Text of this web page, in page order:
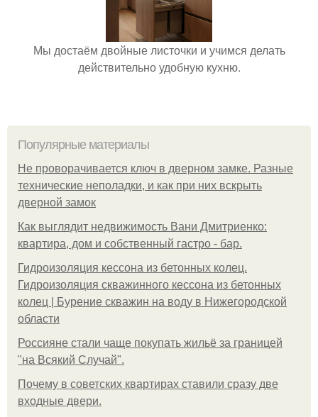
Мы достаём двойные листочки и учимся делать
действительно удобную кухню.
Популярные материалы
Не проворачивается ключ в дверном замке. Разные
технические неполадки, и как при них вскрыть
дверной замок
Как выглядит недвижимость Вани Дмитриенко:
квартира, дом и собственный гастро - бар.
Гидроизоляция кессона из бетонных колец.
Гидроизоляция скважинного кессона из бетонных
колец | Бурение скважин на воду в Нижегородской
области
Россияне стали чаще покупать жильё за границей
"на Всякий Случай".
Почему в советских квартирах ставили сразу две
входные двери.